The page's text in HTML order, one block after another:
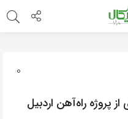
0
پروژه راه‌آهن اردبیل